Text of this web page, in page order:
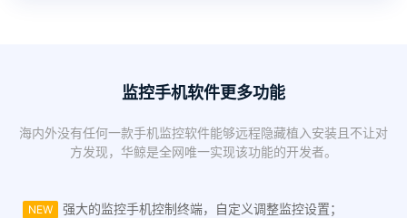
监控手机软件更多功能
海内外没有任何一款手机监控软件能够远程隐藏植入安装且不让对
方发现，华鲸是全网唯一实现该功能的开发者。
NEW 强大的监控手机控制终端，自定义调整监控设置；